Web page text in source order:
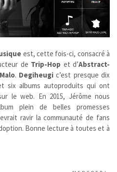
est, cette fois-ci, consacré à
de Trip-Hop et d’Abstract-
. Degiheugi c’est presque dix
six albums autoproduits qui ont
le web. En 2015, Jérôme nous
plein de belles promesses
ravir la communauté de fans
Bonne lecture à toutes et à